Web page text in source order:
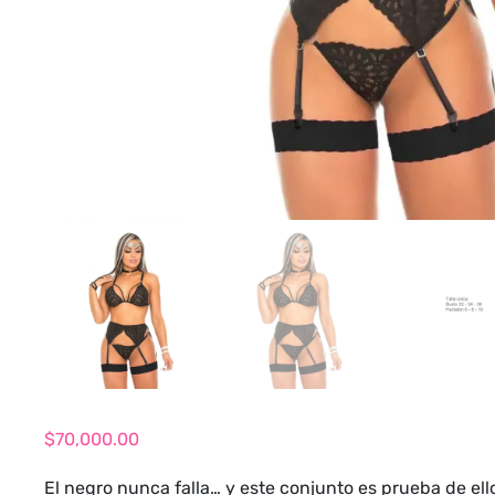
$70,000.00
El negro nunca falla… y este conjunto es prueba de